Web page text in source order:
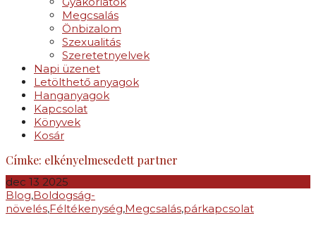
Megcsalás
Önbizalom
Szexualitás
Szeretetnyelvek
Napi üzenet
Letölthető anyagok
Hanganyagok
Kapcsolat
Könyvek
Kosár
Címke: elkényelmesedett partner
dec 13 2025
Blog,Boldogság-
növelés,Féltékenység,Megcsalás,párkapcsolat